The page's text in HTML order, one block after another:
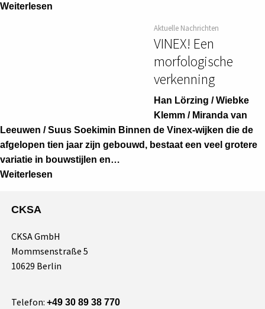
Weiterlesen
Aktuelle Nachrichten
VINEX! Een
morfologische
verkenning
Han Lörzing / Wiebke
Klemm / Miranda van
Leeuwen / Suus Soekimin Binnen de Vinex-wijken die de
afgelopen tien jaar zijn gebouwd, bestaat een veel grotere
variatie in bouwstijlen en…
Weiterlesen
CKSA
CKSA GmbH
Mommsenstraße 5
10629 Berlin
Telefon:+49 30 89 38 770